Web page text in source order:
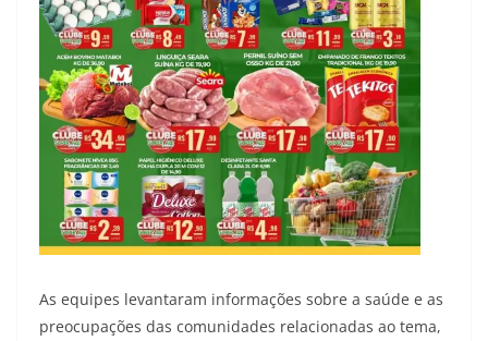
As equipes levantaram informações sobre a saúde e as
preocupações das comunidades relacionadas ao tema,